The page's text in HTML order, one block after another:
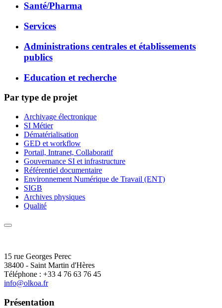
Santé/Pharma
Services
Administrations centrales et établissements
publics
Education et recherche
Par type de projet
Archivage électronique
SI Métier
Dématérialisation
GED et workflow
Portail, Intranet, Collaboratif
Gouvernance SI et infrastructure
Référentiel documentaire
Environnement Numérique de Travail (ENT)
SIGB
Archives physiques
Qualité
15 rue Georges Perec
38400 - Saint Martin d'Hères
Téléphone : +33 4 76 63 76 45
info@olkoa.fr
Présentation